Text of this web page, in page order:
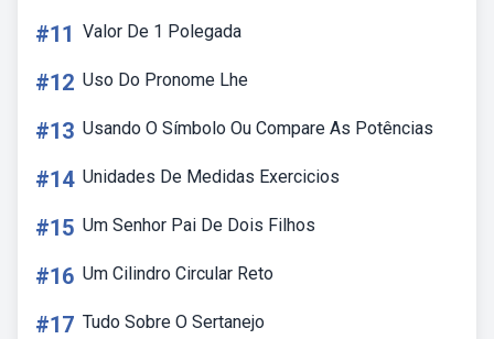
#11 Valor De 1 Polegada
#12 Uso Do Pronome Lhe
#13 Usando O Símbolo Ou Compare As Potências
#14 Unidades De Medidas Exercicios
#15 Um Senhor Pai De Dois Filhos
#16 Um Cilindro Circular Reto
#17 Tudo Sobre O Sertanejo